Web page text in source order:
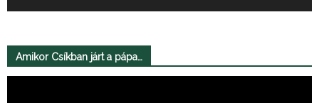
Amikor Csíkban járt a pápa…